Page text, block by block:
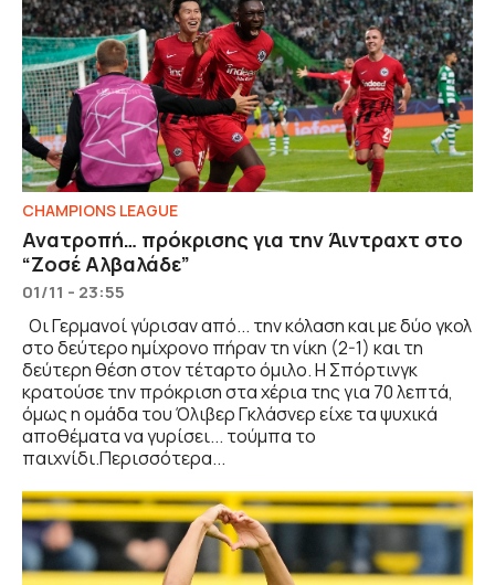
CHAMPIONS LEAGUE
Ανατροπή… πρόκρισης για την Άιντραχτ στο
“Ζοσέ Αλβαλάδε”
01/11 - 23:55
Οι Γερμανοί γύρισαν από... την κόλαση και με δύο γκολ
στο δεύτερο ημίχρονο πήραν τη νίκη (2-1) και τη
δεύτερη θέση στον τέταρτο όμιλο. Η Σπόρτινγκ
κρατούσε την πρόκριση στα χέρια της για 70 λεπτά,
όμως η ομάδα του Όλιβερ Γκλάσνερ είχε τα ψυχικά
αποθέματα να γυρίσει... τούμπα το
παιχνίδι.Περισσότερα...